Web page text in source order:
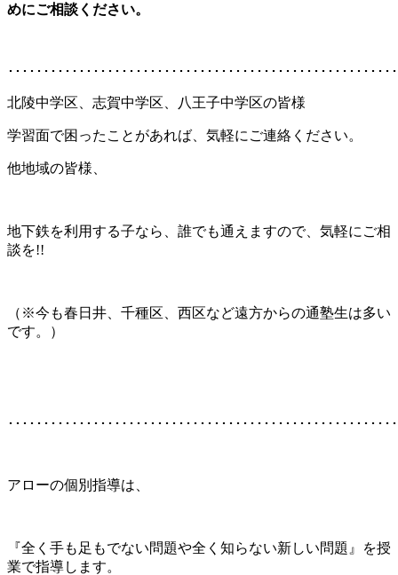
めにご相談ください。
･･････････････････････････････････････････････････････
北陵中学区、志賀中学区、八王子中学区の皆様
学習面で困ったことがあれば、気軽にご連絡ください。
他地域の皆様、
地下鉄を利用する子なら、誰でも通えますので、気軽にご相
談を!!
（※今も春日井、千種区、西区など遠方からの通塾生は多い
です。）
･･････････････････････････････････････････････････････
アローの個別指導は、
『全く手も足もでない問題や全く知らない新しい問題』を授
業で指導します。